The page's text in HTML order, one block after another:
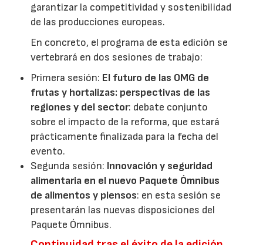
garantizar la competitividad y sostenibilidad
de las producciones europeas.
En concreto, el programa de esta edición se
vertebrará en dos sesiones de trabajo:
Primera sesión: El futuro de las OMG de
frutas y hortalizas: perspectivas de las
regiones y del sector: debate conjunto
sobre el impacto de la reforma, que estará
prácticamente finalizada para la fecha del
evento.
Segunda sesión: Innovación y seguridad
alimentaria en el nuevo Paquete Ómnibus
de alimentos y piensos: en esta sesión se
presentarán las nuevas disposiciones del
Paquete Ómnibus.